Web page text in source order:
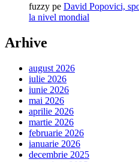
fuzzy pe David Popovici,
la nivel mondial
Arhive
august 2026
iulie 2026
iunie 2026
mai 2026
aprilie 2026
martie 2026
februarie 2026
ianuarie 2026
decembrie 2025